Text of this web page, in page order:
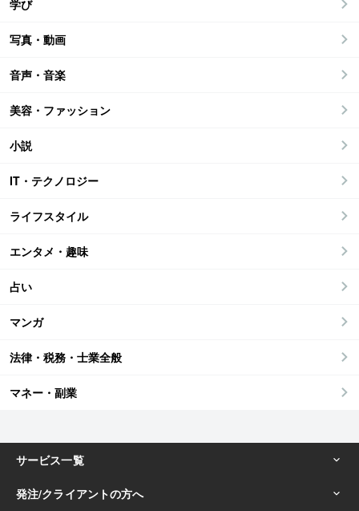
学び
写真・動画
音声・音楽
美容・ファッション
小説
IT・テクノロジー
ライフスタイル
エンタメ・趣味
占い
マンガ
法律・税務・士業全般
マネー・副業